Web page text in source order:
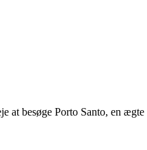
at besøge Porto Santo, en ægte